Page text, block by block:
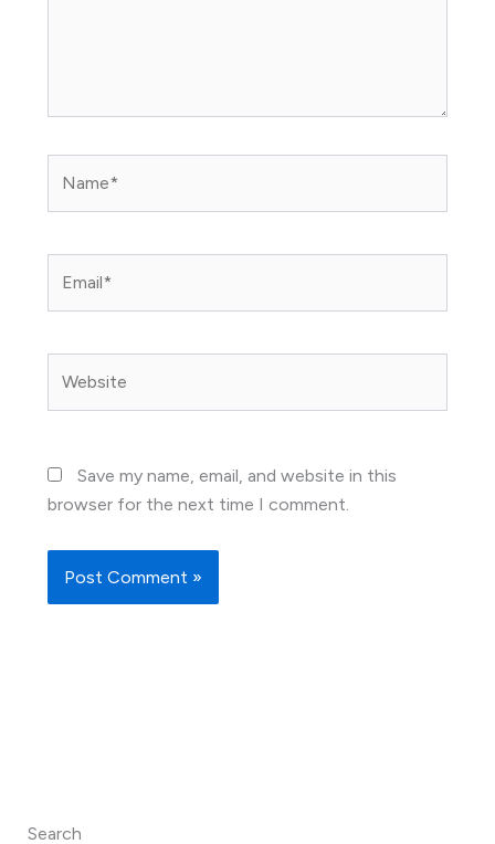
Save my name, email, and website in this
browser for the next time I comment.
Search